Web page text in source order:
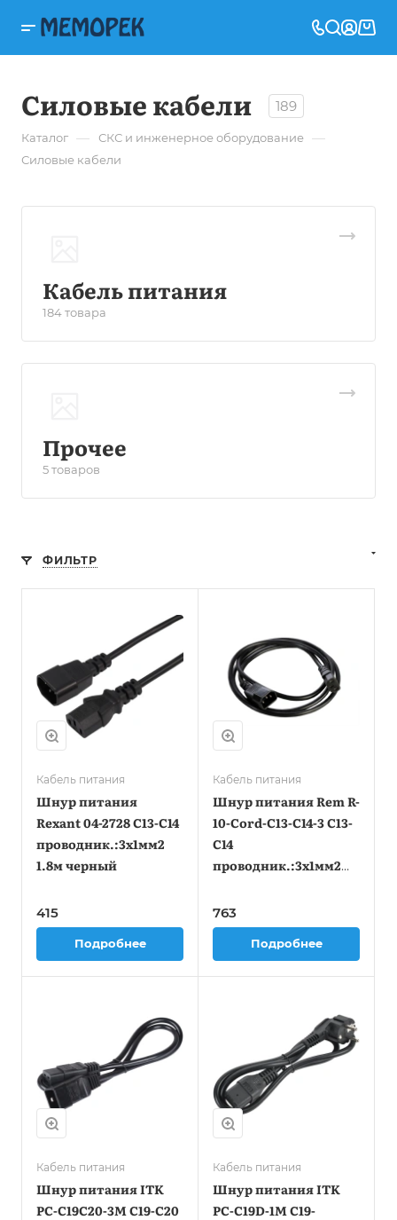
Силовые кабели 189
Каталог — СКС и инженерное оборудование —
Силовые кабели
Кабель питания
184 товара
Прочее
5 товаров
ФИЛЬТР
Кабель питания
Шнур питания
Rexant 04-2728 C13-С14
проводник.:3x1мм2
1.8м черный
415
Подробнее
Кабель питания
Шнур питания Rem R-
10-Cord-C13-C14-3 C13-
С14
проводник.:3x1мм2
(упак.:1шт) черный
763
Подробнее
Кабель питания
Шнур питания ITK
PC-C19C20-3M C19-C20
Кабель питания
Шнур питания ITK
PC-C19D-1M C19-